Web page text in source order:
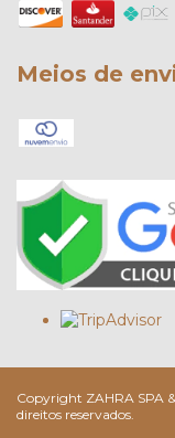
Meios de
Copyright ZAHRA SPA
direitos reservados.